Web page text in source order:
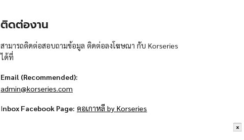
x
ติดต่องาน
สามารถติดต่อสอบถามข้อมูล ติดต่อลงโฆษณา กับ Korseries
ได้ที่
Email (Recommended):
admin@korseries.com
Inbox Facebook Page: คอเกาหลี by Korseries